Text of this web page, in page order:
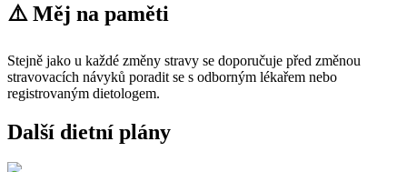
⚠️ Měj na paměti
Stejně jako u každé změny stravy se doporučuje před změnou
stravovacích návyků poradit se s odborným lékařem nebo
registrovaným dietologem.
Další dietní plány